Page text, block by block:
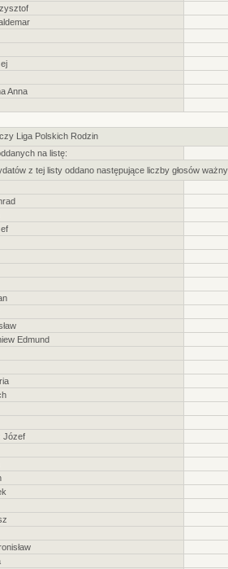
Anna
Liga Polskich Rodzin
na listę:
z tej listy oddano następujące liczby głosów
Edmund
Józef